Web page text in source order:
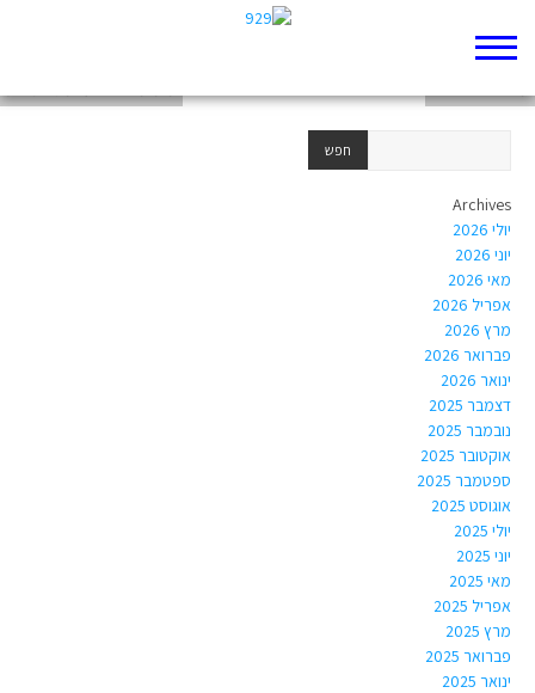
Archives
יולי 2026
יוני 2026
מאי 2026
אפריל 2026
מרץ 2026
פברואר 2026
ינואר 2026
דצמבר 2025
נובמבר 2025
אוקטובר 2025
ספטמבר 2025
אוגוסט 2025
יולי 2025
יוני 2025
מאי 2025
אפריל 2025
מרץ 2025
פברואר 2025
ינואר 2025